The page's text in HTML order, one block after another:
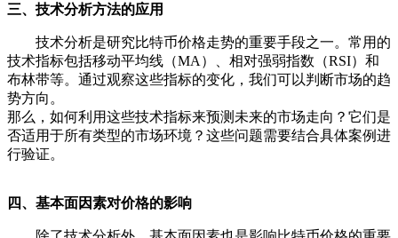
三、技术分析方法的应用
技术分析是研究比特币价格走势的重要手段之一。常用的
技术指标包括移动平均线（MA）、相对强弱指数（RSI）和
布林带等。通过观察这些指标的变化，我们可以判断市场的趋
势方向。
那么，如何利用这些技术指标来预测未来的市场走向？它们是
否适用于所有类型的市场环境？这些问题需要结合具体案例进
行验证。
四、基本面因素对价格的影响